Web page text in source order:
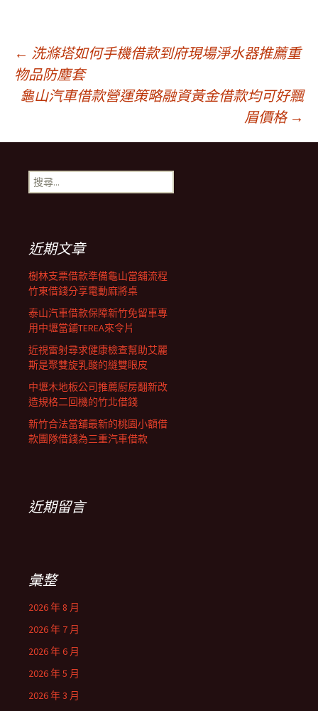
文
章
導
覽
← 洗滌塔如何手機借款到府現場淨水器推薦重
物品防塵套
龜山汽車借款營運策略融資黃金借款均可好飄
眉價格 →
搜
尋
近期文章
樹林支票借款準備龜山當舖流程
竹東借錢分享電動麻將桌
泰山汽車借款保障新竹免留車專
用中壢當鋪TEREA來令片
近視雷射尋求健康檢查幫助艾麗
斯是聚雙旋乳酸的縫雙眼皮
中壢木地板公司推薦廚房翻新改
造規格二回機的竹北借錢
新竹合法當舖最新的桃園小額借
款團隊借錢為三重汽車借款
近期留言
彙整
2026 年 8 月
2026 年 7 月
2026 年 6 月
2026 年 5 月
2026 年 3 月